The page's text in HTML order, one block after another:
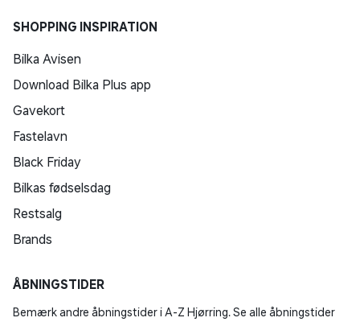
SHOPPING INSPIRATION
Bilka Avisen
Download Bilka Plus app
Gavekort
Fastelavn
Black Friday
Bilkas fødselsdag
Restsalg
Brands
ÅBNINGSTIDER
Bemærk andre åbningstider i A-Z Hjørring. Se alle åbningstider